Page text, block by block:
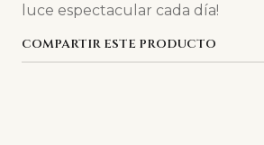
luce espectacular cada día!
COMPARTIR ESTE PRODUCTO